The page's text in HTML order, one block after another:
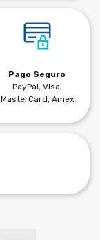
Pago Seguro
PayPal, Visa,
MasterCard, Amex